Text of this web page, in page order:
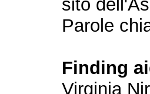
sito
Parole
Finding
Virginia